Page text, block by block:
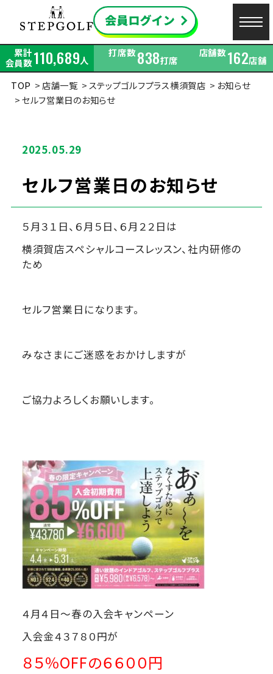
累計
会員数110,689人
打席数838打席
店舗数162店舗
TOP
店舗一覧 ステップゴルフプラス横須賀店
お知らせ
セルフ営業日のお知らせ
2025.05.29
セルフ営業日のお知らせ
５月３１日、６月５日、６月２２日は
横須賀店スペシャルコースレッスン、社内研修の
ため
セルフ営業日になります。
みなさまにご迷惑をおかけしますが
ご協力よろしくお願いします。
４月４日～春の入会キャンペーン
入会金４３７８０円が
８５％OFFの６６００円